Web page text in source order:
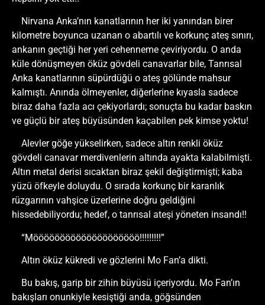
Nirvana Anka’nın kanatlarının her iki yanından birer
kilometre boyunca uzanan o abartılı ve korkunç ateş sınırı,
ankanın geçtiği her yeri cehenneme çeviriyordu. O anda
küle dönüşmeyen öküz gövdeli canavarlar bile, Tanrısal
Anka kanatlarının süpürdüğü o ateş gölünde mahsur
kalmıştı. Anında ölmeyenler, diğerlerine kıyasla sadece
biraz daha fazla acı çekiyorlardı; sonuçta bu kadar baskın
ve güçlü bir ateş büyüsünden kaçabilen pek kimse yoktu!
Alevler göğe yükselirken, sadece altın renkli öküz
gövdeli canavar merdivenlerin altında ayakta kalabilmişti.
Altın metal derisi sıcaktan biraz şekil değiştirmişti; kaba
yüzü öfkeyle doluydu. O sırada korkunç bir karanlık
rüzgarının vahşice üzerlerine doğru geldiğini
hissedebiliyordu; hedef, o tanrısal ateşi yöneten insandı!!
“Möööööööööööööööööööö!!!!!!!!!”
Altın öküz kükredi ve gözlerini Mo Fan’a dikti.
Bu bakış, garip bir zihin büyüsü içeriyordu. Mo Fan’ın
bakışları onunkiyle kesiştiği anda, göğsünden